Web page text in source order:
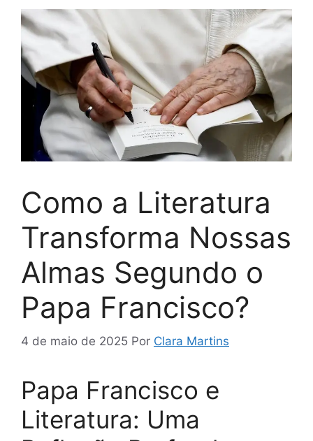
Como a Literatura
Transforma Nossas
Almas Segundo o
Papa Francisco?
4 de maio de 2025 Por Clara Martins
Papa Francisco e
Literatura: Uma